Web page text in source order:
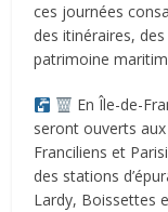
ces journées
des itinéraires,
patrimoine
En Île-de-
seront ouverts
Franciliens et
des stations
Lardy, Boissettes